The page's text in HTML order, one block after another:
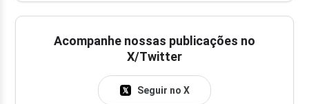
Acompanhe nossas publicações no
X/Twitter
Seguir no X